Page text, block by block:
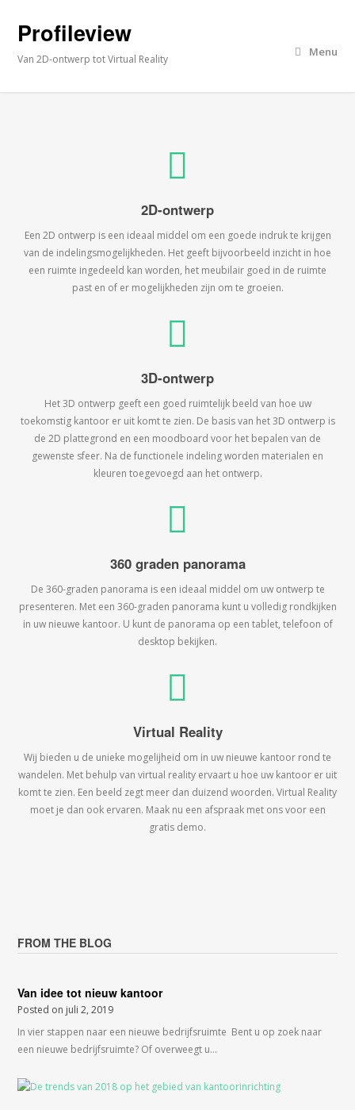
Profileview
Van 2D-ontwerp tot Virtual Reality
Menu
2D-ontwerp
Een 2D ontwerp is een ideaal middel om een goede indruk te krijgen
van de indelingsmogelijkheden. Het geeft bijvoorbeeld inzicht in hoe
een ruimte ingedeeld kan worden, het meubilair goed in de ruimte
past en of er mogelijkheden zijn om te groeien.
3D-ontwerp
Het 3D ontwerp geeft een goed ruimtelijk beeld van hoe uw
toekomstig kantoor er uit komt te zien. De basis van het 3D ontwerp is
de 2D plattegrond en een moodboard voor het bepalen van de
gewenste sfeer. Na de functionele indeling worden materialen en
kleuren toegevoegd aan het ontwerp.
360 graden panorama
De 360-graden panorama is een ideaal middel om uw ontwerp te
presenteren. Met een 360-graden panorama kunt u volledig rondkijken
in uw nieuwe kantoor. U kunt de panorama op een tablet, telefoon of
desktop bekijken.
Virtual Reality
Wij bieden u de unieke mogelijheid om in uw nieuwe kantoor rond te
wandelen. Met behulp van virtual reality ervaart u hoe uw kantoor er uit
komt te zien. Een beeld zegt meer dan duizend woorden. Virtual Reality
moet je dan ook ervaren. Maak nu een afspraak met ons voor een
gratis demo.
FROM THE BLOG
Van idee tot nieuw kantoor
Posted on juli 2, 2019
In vier stappen naar een nieuwe bedrijfsruimte Bent u op zoek naar
een nieuwe bedrijfsruimte? Of overweegt u…